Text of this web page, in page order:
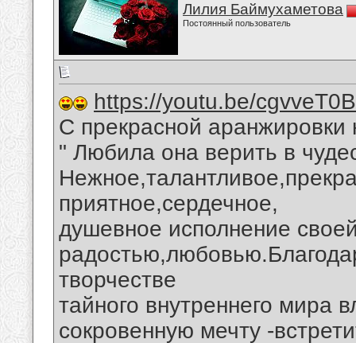
Лилия Баймухаметова
Постоянный пользователь
https://youtu.be/
С прекрасной аранжировки
" Любила она верить в
приятное,сердечное,
душевное исполнение
творчестве
тайного внутреннего мира
сокровенную мечту -